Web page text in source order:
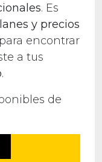
. Es
y precios
encontrar
a tus
.
de